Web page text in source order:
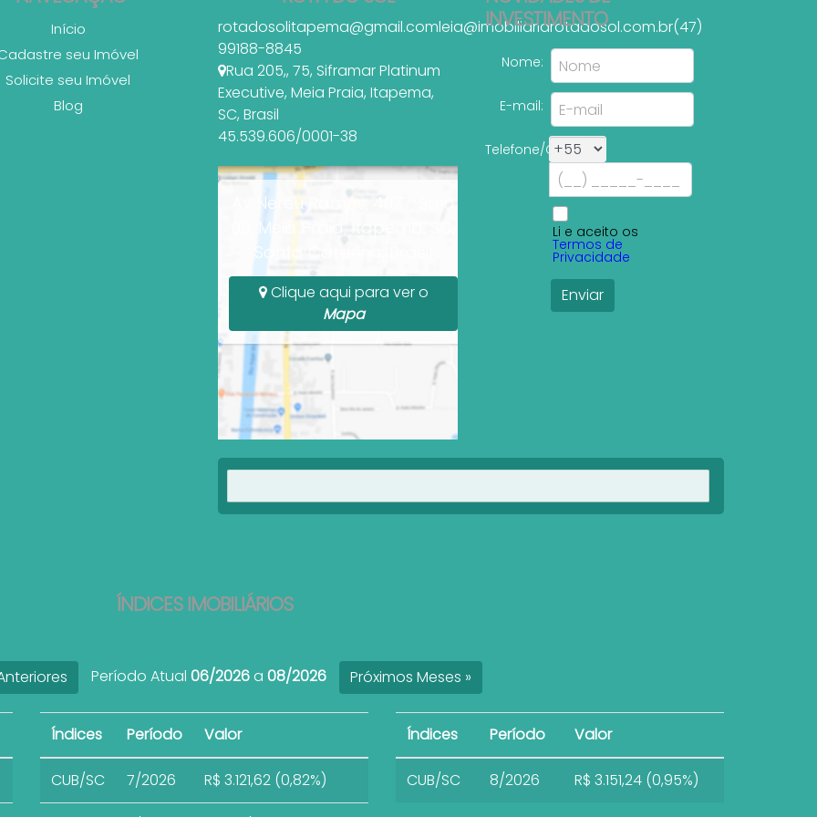
Início
seu Imóvel
Solicite seu Imóvel
Blog
rotadosolitapema@gmail.comleia@imobiliariarotadosol.com.br(47)
99188-8845
Rua 205,, 75, Siframar Platinum
Executive, Meia Praia, Itapema,
SC, Brasil
45.539.606/0001-38
Av Nereu Ramos, 4077, Sala
09, Meia Praia, Itapema, SC,
Santa Catarina, Brasil
Clique aqui para ver o
Mapa
INVESTIMENTO
Nome:
E-mail:
Telefone/Celular:
Li e aceito os
Termos de
Privacidade
ÍNDICES IMOBILIÁRIOS
Período Atual 06/2026a 08/2026 Próximos Meses »
Índices Período Valor
CUB/SC 7/2026 R$ 3.121,62 (0,82%)
Índices Período Valor
CUB/SC 8/2026 R$ 3.151,24 (0,95%)